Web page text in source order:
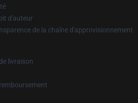
d'auteur
de la chaîne d'approvisionnement
livraison